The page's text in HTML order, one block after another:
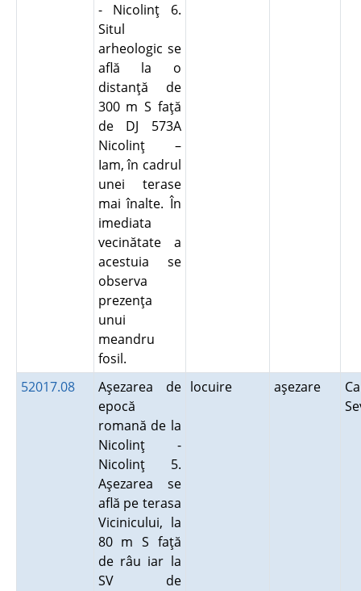
- Nicolinţ 6.
Situl
arheologic se
află la o
distanţă de
300 m S faţă
de DJ 573A
Nicolinţ –
Iam, în cadrul
unei terase
mai înalte. În
imediata
vecinătate a
acestuia se
observa
prezenţa
unui
meandru
fosil.
52017.08
Aşezarea de
epocă
romană de la
Nicolinţ -
Nicolinţ 5.
Aşezarea se
află pe terasa
Vicinicului, la
80 m S faţă
de râu iar la
SV de
locuire aşezare